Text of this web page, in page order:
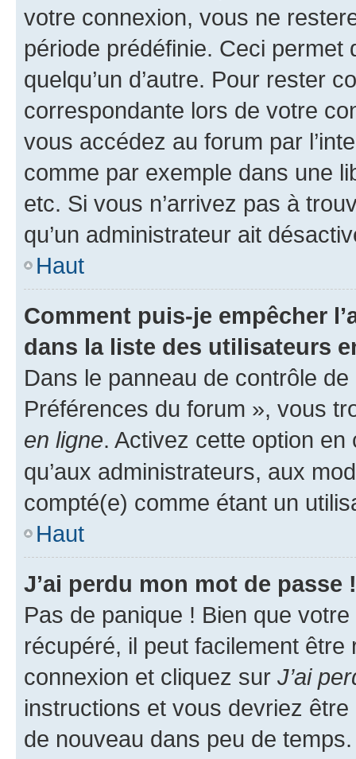
votre connexion, vous ne
période prédéfinie. Ceci permet
quelqu’un d’autre. Pour rester
correspondante lors de votre
vous accédez au forum par
comme par exemple dans une
etc. Si vous n’arrivez pas à
qu’un administrateur ait
Haut
Comment puis-je empêcher
dans la liste des utilisateurs
Dans le panneau de contrôle
Préférences du forum », vous
en ligne. Activez cette option
qu’aux administrateurs, aux
compté(e) comme étant un
Haut
J’ai perdu mon mot de passe !
Pas de panique ! Bien que
récupéré, il peut facilement
connexion et cliquez sur J’ai
instructions et vous devriez
de nouveau dans peu de temps.